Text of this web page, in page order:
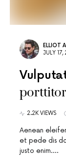
ELLIOT
JULY 17,
2.2K VIEWS
Aenean
et pede dis
justo enim.…